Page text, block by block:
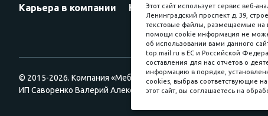
Карьера в компании
Контакты
© 2015-2026. Компания «Мебельный куб».
ИП Саворенко Валерий Александрович. Россия, г. Томск, пл.
Этот сайт использует сервис веб-
Ленинградский проспект д. 39,
текстовые файлы, размещаемые на
помощи cookie информация не
об использовании вами данного
top.mail.ru в ЕС и Российской
составления для нас отчетов о
информацию в порядке,
cookies, выбрав соответствующие
этот сайт, вы соглашаетесь на